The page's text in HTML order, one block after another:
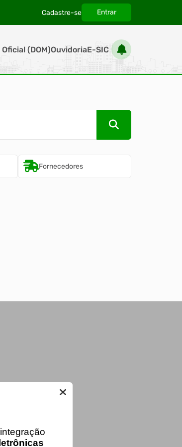
Cadastre-se Entrar
(DOM)OuvidoriaE-SIC
Fornecedores